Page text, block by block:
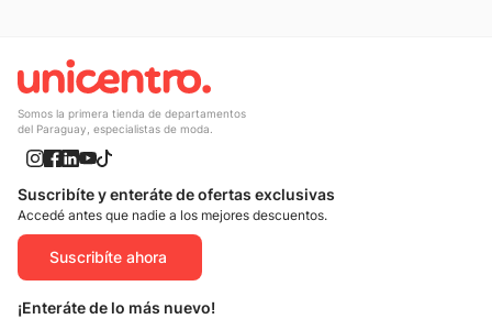
Somos la primera tienda de departamentos
del Paraguay, especialistas de moda.
Suscribíte y enteráte de ofertas exclusivas
Accedé antes que nadie a los mejores descuentos.
Suscribíte ahora
¡Enteráte de lo más nuevo!